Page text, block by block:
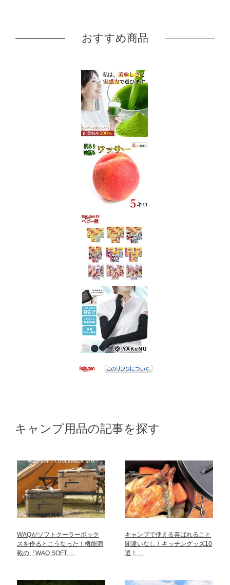
おすすめ商品
キャンプ用品の記事を探す
WAQがソフトクーラーボック
スを作るとこうなった！機能満
載の『WAQ SOFT …
キャンプで使える喜ばれること
間違いなし！キッチングッズ10
選！…